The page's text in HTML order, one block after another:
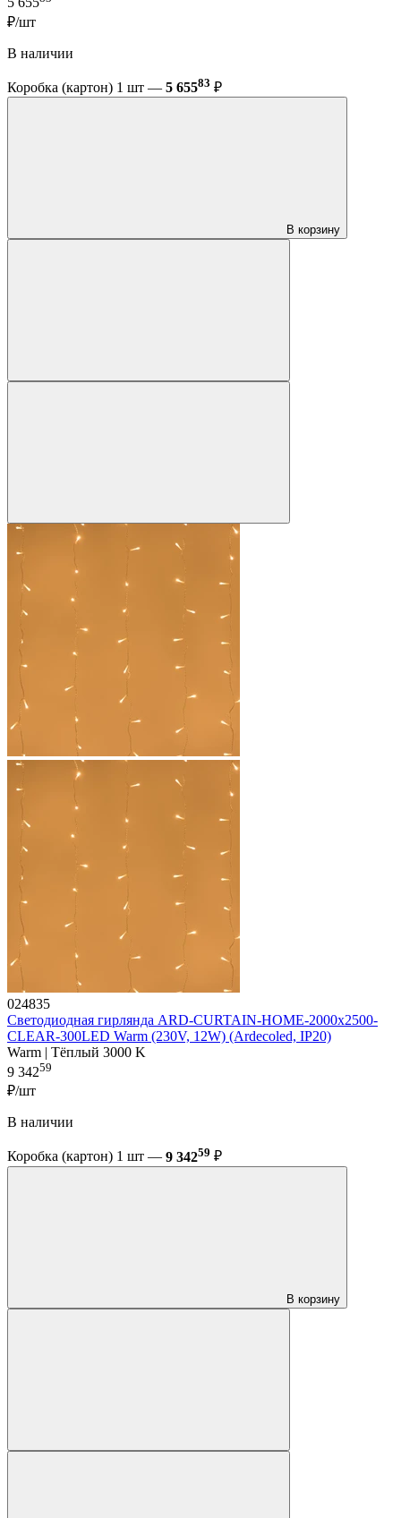
₽/шт
В наличии
Коробка (картон) 1 шт — 5 65583 ₽
В корзину
024835
Светодиодная гирлянда ARD-CURTAIN-HOME-2000x2500-
CLEAR-300LED Warm (230V, 12W) (Ardecoled, IP20)
Warm | Тёплый 3000 K
9 34259
₽/шт
В наличии
Коробка (картон) 1 шт — 9 34259 ₽
В корзину